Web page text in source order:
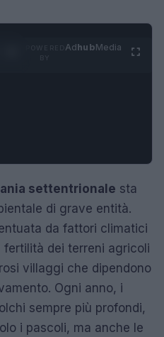
AdhubMedia
settentrionale sta
di grave entità.
da fattori climatici
dei terreni agricoli
villaggi che dipendono
Ogni anno, i
sempre più profondi,
i pascoli, ma anche le